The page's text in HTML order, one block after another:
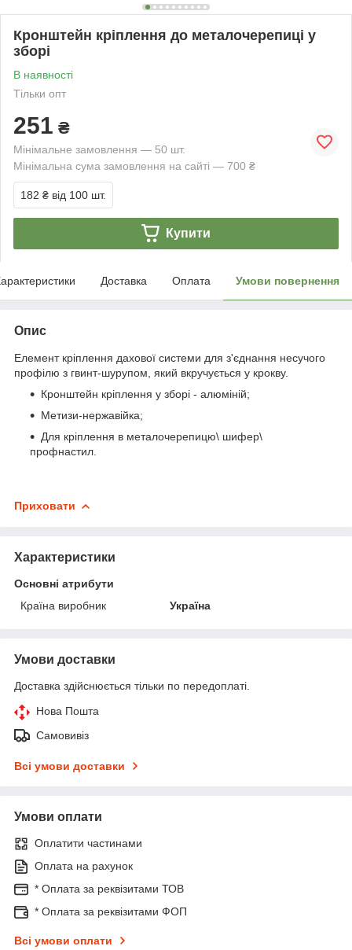
Кронштейн кріплення до металочерепиці у
зборі
В наявності
Тільки опт
251 ₴
Мінімальне замовлення — 50 шт.
Мінімальна сума замовлення на сайті — 700 ₴
182 ₴ від 100 шт.
Купити
Доставка Оплата Умови повернення
Опис
Елемент кріплення дахової системи для з'єднання несучого
профілю з гвинт-шурупом, який вкручується у крокву.
Кронштейн кріплення у зборі - алюміній;
Метизи-нержавійка;
Для кріплення в металочерепицю\ шифер\
профнастил.
Приховати
Характеристики
Основні атрибути
Країна виробник
Україна
Умови доставки
Доставка здійснюється тільки по передоплаті.
Нова Пошта
Самовивіз
Всі умови доставки
Умови оплати
Оплатити частинами
Оплата на рахунок
* Оплата за реквізитами ТОВ
* Оплата за реквізитами ФОП
Всі умови оплати